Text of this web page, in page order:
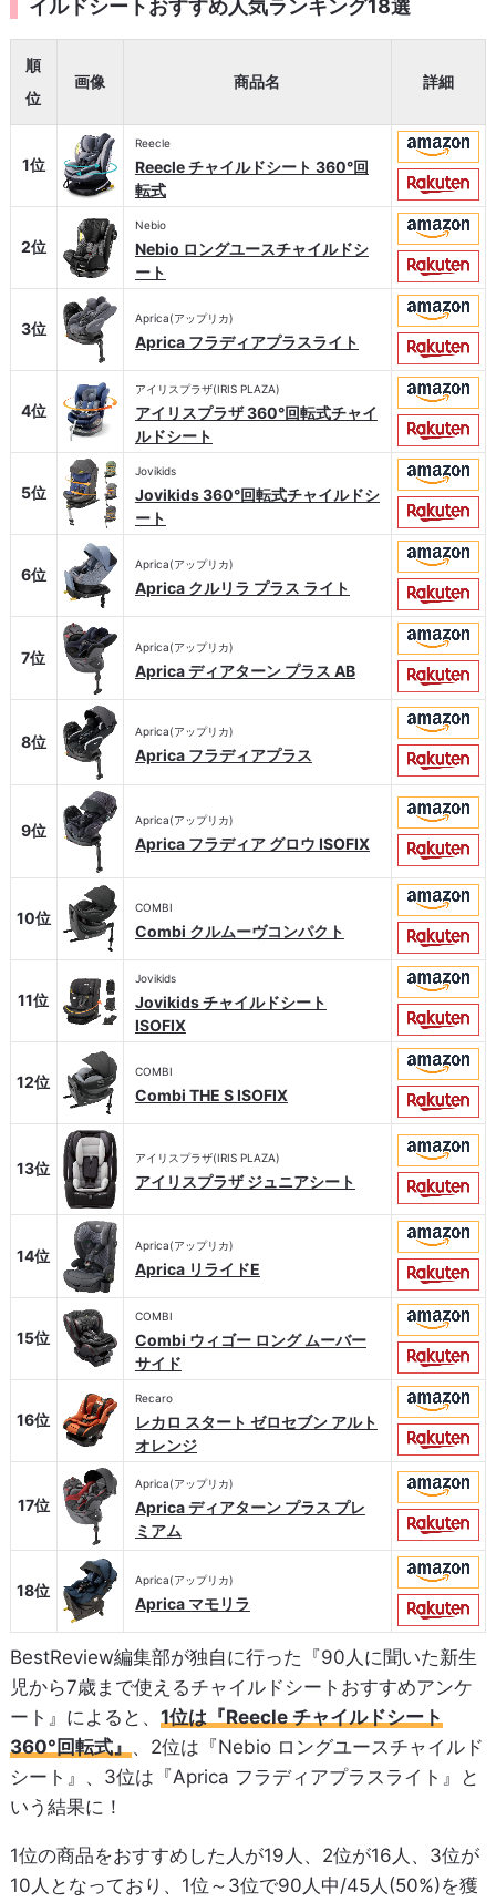
イルドシートおすすめ人気ランキング18選
順
位
画像 商品名 詳細
1位
Reecle
Reecle チャイルドシート 360°回
転式
2位
Nebio
Nebio ロングユースチャイルドシ
ート
3位
Aprica(アップリカ)
Aprica フラディアプラスライト
4位
アイリスプラザ(IRIS PLAZA)
アイリスプラザ 360°回転式チャイ
ルドシート
5位
Jovikids
Jovikids 360°回転式チャイルドシ
ート
6位
Aprica(アップリカ)
Aprica クルリラ プラス ライト
7位
Aprica(アップリカ)
Aprica ディアターン プラス AB
8位
Aprica(アップリカ)
Aprica フラディアプラス
9位
Aprica(アップリカ)
Aprica フラディア グロウ ISOFIX
10位
COMBI
Combi クルムーヴコンパクト
11位
Jovikids
Jovikids チャイルドシート
ISOFIX
12位
COMBI
Combi THE S ISOFIX
13位
アイリスプラザ(IRIS PLAZA)
アイリスプラザ ジュニアシート
14位
Aprica(アップリカ)
Aprica リライドE
15位
COMBI
Combi ウィゴー ロング ムーバー
サイド
16位
Recaro
レカロ スタート ゼロセブン アルト
オレンジ
17位
Aprica(アップリカ)
Aprica ディアターン プラス プレ
ミアム
18位
Aprica(アップリカ)
Aprica マモリラ
BestReview編集部が独自に行った『90人に聞いた新生
児から7歳まで使えるチャイルドシートおすすめアンケ
ート』によると、 1位は『Reecle チャイルドシート
360°回転式』 、2位は『Nebio ロングユースチャイルド
シート』、3位は『Aprica フラディアプラスライト』と
いう結果に！
1位の商品をおすすめした人が19人、2位が16人、3位が
10人となっており、1位～3位で90人中/45人(50%)を獲